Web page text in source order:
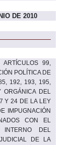
DE 2010
99,
POLÍTICA DE
192, 193, 195,
DEL
Y 24 DE LA LEY
IMPUGNACIÓN
CON EL
DEL
DE LA